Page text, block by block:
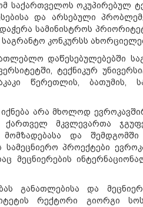
საქართველოს ოკუპირებულ
და არსებული
სამინისტროს
კონკურსს
დაწესებულებებში
ტექნიკურ
წერეთლის, ბათუმის,
არა მხოლოდ
მკვლევართა
მომზადებასა და
პროექტები
მეცნიერების
განათლებისა და
რექტორი გიორგი